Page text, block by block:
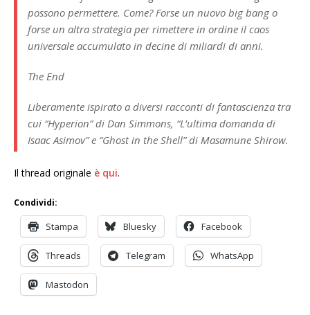
possono permettere. Come? Forse un nuovo big bang o
forse un altra strategia per rimettere in ordine il caos
universale accumulato in decine di miliardi di anni.
The End
Liberamente ispirato a diversi racconti di fantascienza tra
cui “Hyperion” di Dan Simmons, “L’ultima domanda di
Isaac Asimov” e “Ghost in the Shell” di Masamune Shirow.
Il thread originale è qui.
Condividi:
Stampa Bluesky Facebook
Threads Telegram WhatsApp
Mastodon